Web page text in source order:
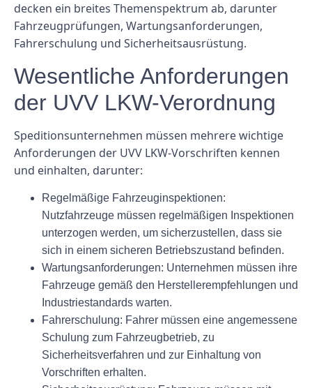
decken ein breites Themenspektrum ab, darunter
Fahrzeugprüfungen, Wartungsanforderungen,
Fahrerschulung und Sicherheitsausrüstung.
Wesentliche Anforderungen
der UVV LKW-Verordnung
Speditionsunternehmen müssen mehrere wichtige
Anforderungen der UVV LKW-Vorschriften kennen
und einhalten, darunter:
Regelmäßige Fahrzeuginspektionen:
Nutzfahrzeuge müssen regelmäßigen Inspektionen
unterzogen werden, um sicherzustellen, dass sie
sich in einem sicheren Betriebszustand befinden.
Wartungsanforderungen: Unternehmen müssen ihre
Fahrzeuge gemäß den Herstellerempfehlungen und
Industriestandards warten.
Fahrerschulung: Fahrer müssen eine angemessene
Schulung zum Fahrzeugbetrieb, zu
Sicherheitsverfahren und zur Einhaltung von
Vorschriften erhalten.